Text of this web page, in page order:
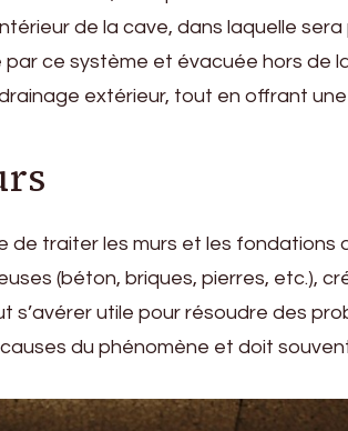
de la cave, dans laquelle
par ce système et évacuée hors de
extérieur, tout en offrant
de traiter les murs et les
(béton, briques, pierres, etc.),
utile pour résoudre des
du phénomène et doit